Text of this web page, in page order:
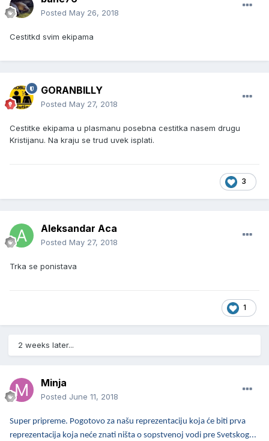
Posted May 26, 2018
Cestitkd svim ekipama
GORANBILLY
Posted May 27, 2018
Cestitke ekipama u plasmanu posebna cestitka nasem drugu
Kristijanu. Na kraju se trud uvek isplati.
3
Aleksandar Aca
Posted May 27, 2018
Trka se ponistava
1
2 weeks later...
Minja
Posted June 11, 2018
Super pripreme. Pogotovo za našu reprezentaciju koja će biti prva
reprezentacija koja neće znati ništa o sopstvenoj vodi pre Svetskog...